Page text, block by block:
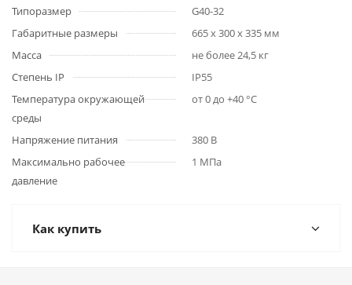
Типоразмер
G40-32
Габаритные размеры
665 х 300 х 335 мм
Масса
не более 24,5 кг
Степень IP
IP55
Температура окружающей
среды
от 0 до +40 °С
Напряжение питания
380 В
Максимально рабочее
давление
1 МПа
Как купить